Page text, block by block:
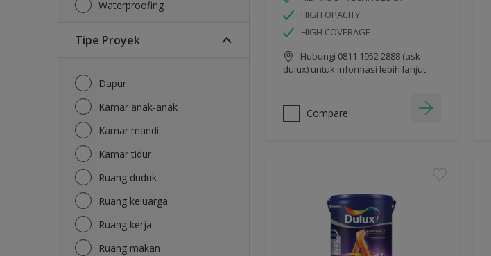
Waterproofing
Tipe Proyek
Dapur
Kamar anak-anak
Kamar mandi
Kamar tidur
Ruang duduk
Ruang keluarga
Ruang kerja
Ruang makan
HIGH OPACITY
HIGH COVERAGE
Hubungi 0811 1952 2888 (ask
dulux) untuk informasi lebih lanjut
Compare